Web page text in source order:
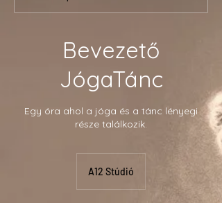
Bevezető
JógaTánc
Egy óra ahol a jóga és a tánc lényegi
része találkozik.
A12 Stúdió